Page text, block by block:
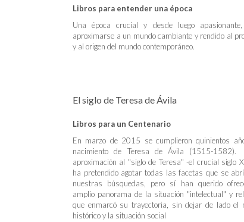
Libros para entender una época
Una época crucial y desde luego
aproximarse a un mundo cambiante y rendido al
y al origen del mundo contemporáneo.
El siglo de Teresa de Ávila
Libros para un Centenario
En marzo de 2015 se cumplieron quinientos
nacimiento de Teresa de Ávila (1515-
aproximación al "siglo de Teresa" -el crucial siglo
ha pretendido agotar todas las facetas que se
nuestras búsquedas, pero sí han querido
amplio panorama de la situación "intelectual" y
que enmarcó su trayectoria, sin dejar de lado el
histórico y la situación social